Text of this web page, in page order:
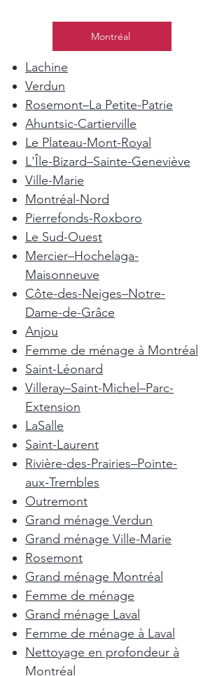
Montréal
Lachine
Verdun
Rosemont–La Petite-Patrie
Ahuntsic-Cartierville
Le Plateau-Mont-Royal
L'Île-Bizard–Sainte-Geneviève
Ville-Marie
Montréal-Nord
Pierrefonds-Roxboro
Le Sud-Ouest
Mercier–Hochelaga-
Maisonneuve
Côte-des-Neiges–Notre-
Dame-de-Grâce
Anjou
Femme de ménage à Montréal
Saint-Léonard
Villeray–Saint-Michel–Parc-
Extension
LaSalle
Saint-Laurent
Rivière-des-Prairies–Pointe-
aux-Trembles
Outremont
Grand ménage Verdun
Grand ménage Ville-Marie
Rosemont
Grand ménage Montréal
Femme de ménage
Grand ménage Laval
Femme de ménage à Laval
Nettoyage en profondeur à
Montréal